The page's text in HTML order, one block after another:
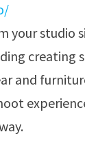
your studio
creating
and